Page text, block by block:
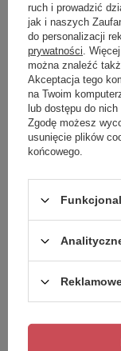
Treść twojej opinii
Dodaj własne
ruch i prowadzić
jak i naszych
do personalizacji
prywatności .
można znaleźć
Akceptacja tego
na Twoim
lub dostępu do nich
Zgodę możesz
usunięcie plików
końcowego.